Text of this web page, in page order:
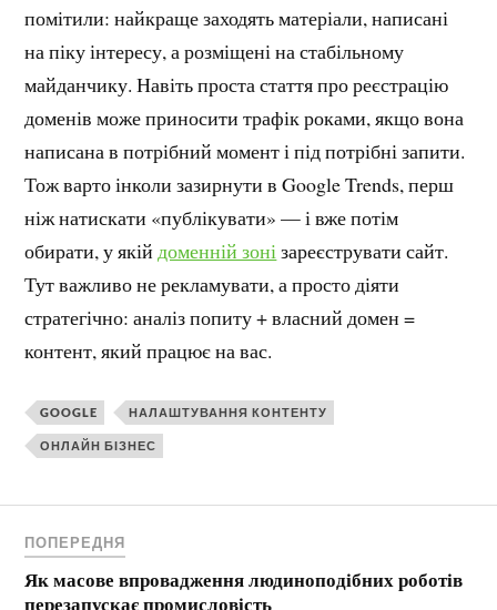
помітили: найкраще заходять матеріали, написані
на піку інтересу, а розміщені на стабільному
майданчику. Навіть проста стаття про реєстрацію
доменів може приносити трафік роками, якщо вона
написана в потрібний момент і під потрібні запити.
Тож варто інколи зазирнути в Google Trends, перш
ніж натискати «публікувати» — і вже потім
обирати, у якійдоменній зонізареєструвати сайт.
Тут важливо не рекламувати, а просто діяти
стратегічно: аналіз попиту + власний домен =
контент, який працює на вас.
GOOGLE НАЛАШТУВАННЯ КОНТЕНТУ
ОНЛАЙН БІЗНЕС
ПОПЕРЕДНЯ
Як масове впровадження людиноподібних роботів
перезапускає промисловість